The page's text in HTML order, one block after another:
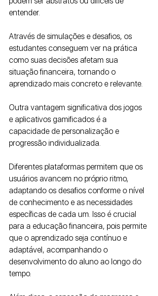
entender.
Através de simulações e desafios, os
estudantes conseguem ver na prática
como suas decisões afetam sua
situação financeira, tornando o
aprendizado mais concreto e relevante.
Outra vantagem significativa dos jogos
e aplicativos gamificados é a
capacidade de personalização e
progressão individualizada.
Diferentes plataformas permitem que os
usuários avancem no próprio ritmo,
adaptando os desafios conforme o nível
de conhecimento e as necessidades
específicas de cada um. Isso é crucial
para a educação financeira, pois permite
que o aprendizado seja contínuo e
adaptável, acompanhando o
desenvolvimento do aluno ao longo do
tempo.